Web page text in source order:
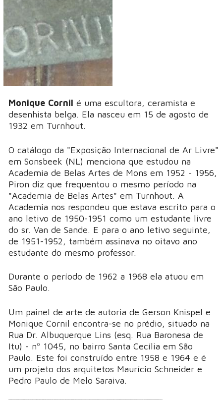
Monique Cornil é uma escultora, ceramista e
desenhista belga. Ela nasceu em 15 de agosto de
1932 em Turnhout.
O catálogo da "Exposição Internacional de Ar Livre"
em Sonsbeek (NL) menciona que estudou na
Academia de Belas Artes de Mons em 1952 - 1956,
Piron diz que frequentou o mesmo período na
"Academia de Belas Artes" em Turnhout. A
Academia nos respondeu que estava escrito para o
ano letivo de 1950-1951 como um estudante livre
do sr. Van de Sande. E para o ano letivo seguinte,
de 1951-1952, também assinava no oitavo ano
estudante do mesmo professor.
Durante o período de 1962 a 1968 ela atuou em
São Paulo.
Um painel de arte de autoria de Gerson Knispel e
Monique Cornil encontra-se no prédio, situado na
Rua Dr. Albuquerque Lins (esq. Rua Baronesa de
Itu) - nº 1045, no bairro Santa Cecília em São
Paulo. Este foi construído entre 1958 e 1964 e é
um projeto dos arquitetos Maurício Schneider e
Pedro Paulo de Melo Saraiva.